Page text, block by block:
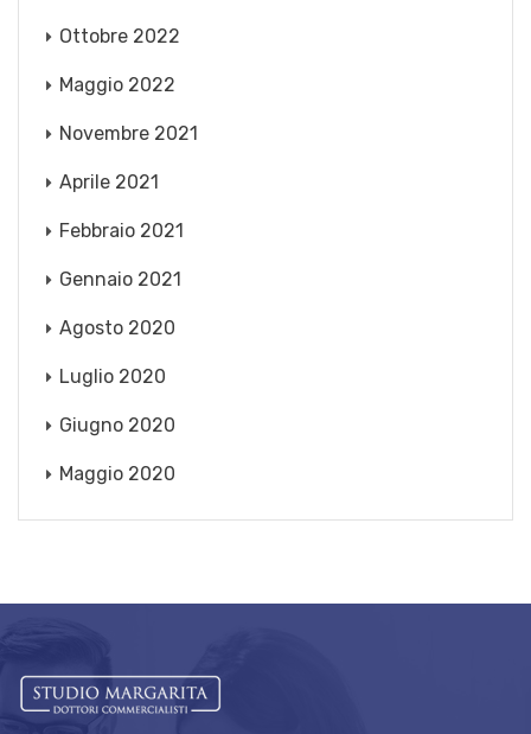
Ottobre 2022
Maggio 2022
Novembre 2021
Aprile 2021
Febbraio 2021
Gennaio 2021
Agosto 2020
Luglio 2020
Giugno 2020
Maggio 2020